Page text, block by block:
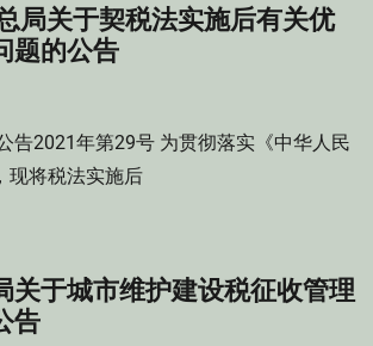
局关于契税法实施后有关优
题的公告
告2021年第29号 为贯彻落实《中华人民
现将税法实施后
关于城市维护建设税征收管理
告